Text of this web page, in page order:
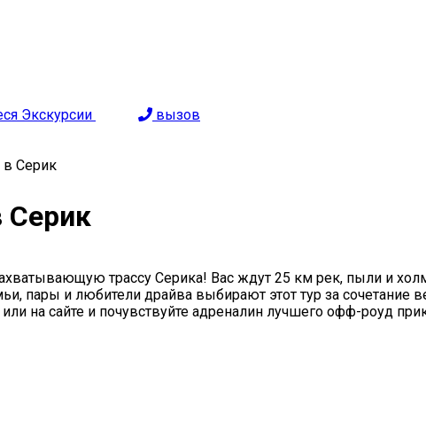
Экскурсии вызов
в Серик
Серик
трассу Серика! Вас ждут 25 км рек, пыли и
пары и любители драйва выбирают этот тур за сочетание
на сайте и почувствуйте адреналин лучшего офф-роуд